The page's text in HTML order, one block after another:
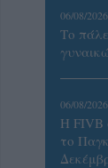
06/08/2026
Το
06/08/2026
Η FIVB
το